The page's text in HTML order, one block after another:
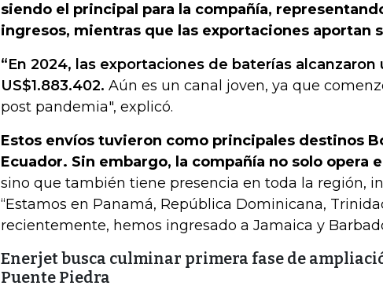
siendo el principal para la compañía,
ingresos, mientras que las exportaciones aportan
“En 2024, las exportaciones de baterías alcanzaron
US$1.883.402. Aún es un canal joven, ya que
post pandemia", explicó.
Estos envíos tuvieron como principales destinos
Ecuador. Sin embargo, la compañía no solo opera
sino que también tiene presencia en toda la región,
“Estamos en Panamá, República Dominicana,
recientemente, hemos ingresado a Jamaica y
Enerjet busca culminar primera fase de
Puente Piedra